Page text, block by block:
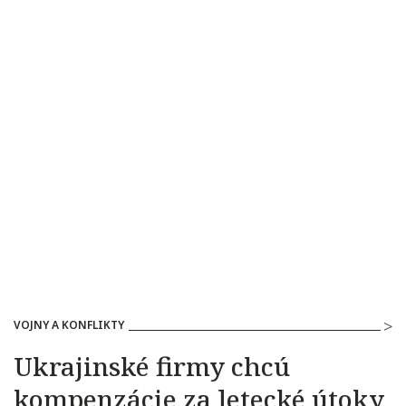
VOJNY A KONFLIKTY
Ukrajinské firmy chcú
kompenzácie za letecké útoky